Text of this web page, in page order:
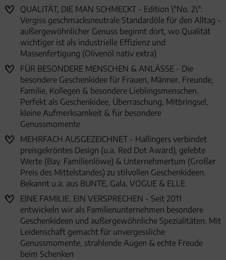
QUALITÄT, DIE MAN SCHMECKT - Edition \"No. 2\":
Vergiss geschmacksneutrale Standardöle für den Alltag -
außergewöhnlicher Genuss beginnt dort, wo Qualität
wichtiger ist als industrielle Effizienz und
Massenfertigung (Olivenöl nativ extra)
FÜR BESONDERE MENSCHEN & ANLÄSSE - Die
besondere Geschenkidee für Frauen, Männer, Freunde,
Familie, Kollegen & besondere Lieblingsmenschen.
Perfekt als Geschenkidee, Überraschung, Mitbringsel,
kleine Aufmerksamkeit & für besondere
Genussmomente
MEHRFACH AUSGEZEICHNET - Hallingers verbindet
preisgekröntes Design (u.a. Red Dot Award), gelebte
Werte (Bay. Familienlöwe) & Unternehmertum (Großer
Preis des Mittelstandes) zu stilvollen Geschenkideen.
Bekannt u.a. aus BUNTE, Gala, VOGUE & ELLE
EINE FAMILIE. EIN VERSPRECHEN - Seit 2011
entwickeln wir als Familienunternehmen besondere
Geschenkideen und außergewöhnliche Spezialitäten. Mit
Leidenschaft gemacht für unvergessliche
Genussmomente, strahlende Augen & echte Freude
beim Schenken